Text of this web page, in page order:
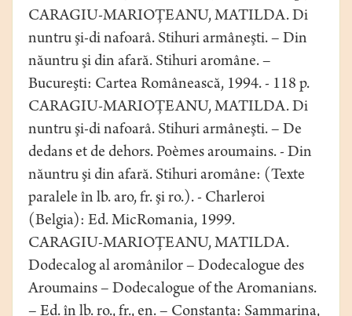
CARAGIU-MARIOŢEANU, MATILDA. Di
nuntru şi-di nafoarâ. Stihuri armâneşti. – Din
năuntru şi din afară. Stihuri aromâne. –
Bucureşti: Cartea Românească, 1994. - 118 p.
CARAGIU-MARIOŢEANU, MATILDA. Di
nuntru şi-di nafoarâ. Stihuri armâneşti. – De
dedans et de dehors. Poèmes aroumains. - Din
năuntru şi din afară. Stihuri aromâne: (Texte
paralele în lb. aro, fr. şi ro.). - Charleroi
(Belgia): Ed. MicRomania, 1999.
CARAGIU-MARIOŢEANU, MATILDA.
Dodecalog al aromânilor – Dodecalogue des
Aroumains – Dodecalogue of the Aromanians.